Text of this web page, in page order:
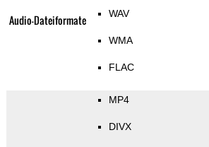
Audio-Dateiformate WAV
WMA
FLAC
MP4
DIVX